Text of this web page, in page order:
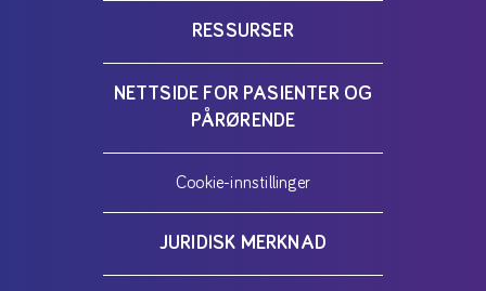
RESSURSER
NETTSIDE FOR PASIENTER OG
PÅRØRENDE
Cookie-innstillinger
JURIDISK MERKNAD